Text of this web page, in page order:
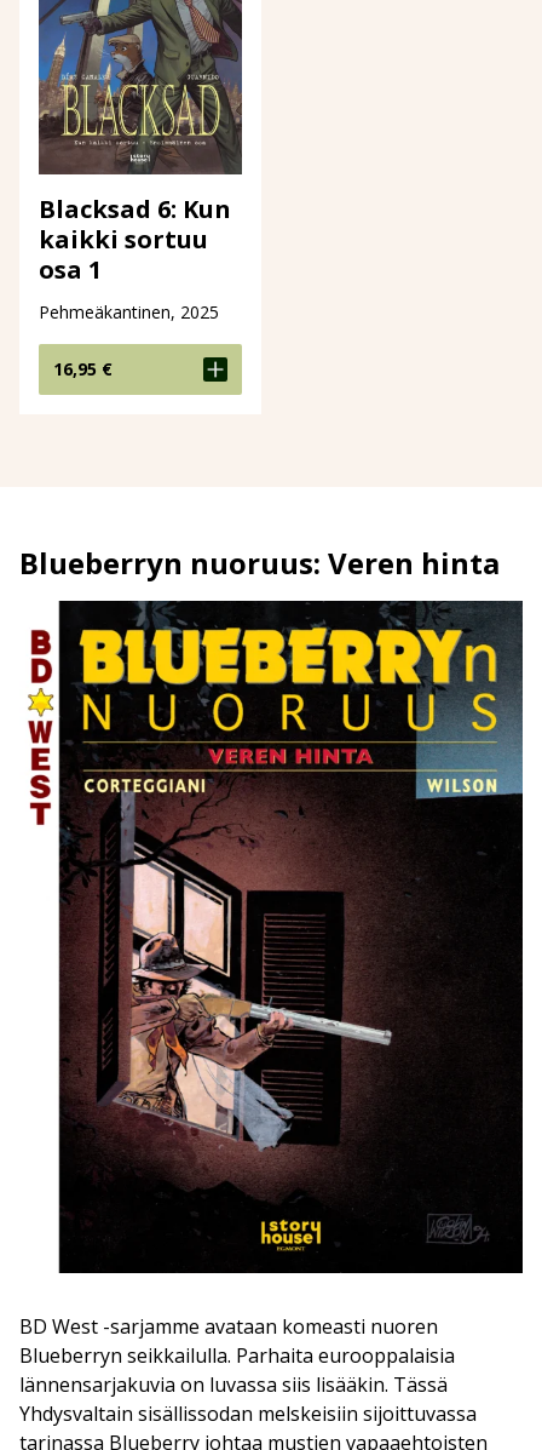
Blacksad 6: Kun
kaikki sortuu
osa 1
Pehmeäkantinen, 2025
16,95 €
Blueberryn nuoruus: Veren hinta
BD West -sarjamme avataan komeasti nuoren
Blueberryn seikkailulla. Parhaita eurooppalaisia
lännensarjakuvia on luvassa siis lisääkin. Tässä
Yhdysvaltain sisällissodan melskeisiin sijoittuvassa
tarinassa Blueberry johtaa mustien vapaaehtoisten